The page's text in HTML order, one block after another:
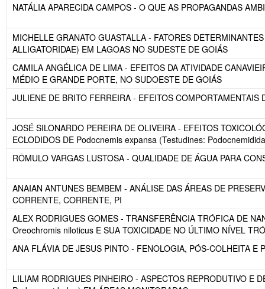
NATÁLIA APARECIDA CAMPOS - O QUE AS PROPAGANDAS
MICHELLE GRANATO GUASTALLA - FATORES
ALLIGATORIDAE) EM LAGOAS NO SUDESTE DE GOIÁS
CAMILA ANGÉLICA DE LIMA - EFEITOS DA ATIVIDADE
MÉDIO E GRANDE PORTE, NO SUDOESTE DE GOIÁS
JULIENE DE BRITO FERREIRA - EFEITOS
JOSÉ SILONARDO PEREIRA DE OLIVEIRA - EFEITOS
ECLODIDOS DE Podocnemis expansa (Testudines:
RÔMULO VARGAS LUSTOSA - QUALIDADE DE ÁGUA PARA
ANAIAN ANTUNES BEMBEM - ANÁLISE DAS ÁREAS DE
CORRENTE, CORRENTE, PI
ALEX RODRIGUES GOMES - TRANSFERÊNCIA TRÓFICA DE
Oreochromis niloticus E SUA TOXICIDADE NO ÚLTIMO NÍVEL
ANA FLÁVIA DE JESUS PINTO - FENOLOGIA, PÓS-COLHEITA E
LILIAM RODRIGUES PINHEIRO - ASPECTOS REPRODUTIVO E